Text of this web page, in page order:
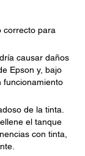
correcto para
causar daños
Epson y, bajo
funcionamiento
de la tinta.
el tanque
con tinta,